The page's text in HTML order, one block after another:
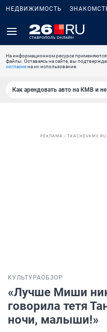
НЕДВИЖИМОСТЬ
На информационном ресурсе применяются
файлы. Оставаясь на сайте, вы
согласиена их использование.
Как арендовать авто на КМВ и
РЕКЛАМА • TKACHEVKMV.RU
КУЛЬТУРАОБЗОР
«Лучше Миши
говорила тетя
ночи, малыши!»